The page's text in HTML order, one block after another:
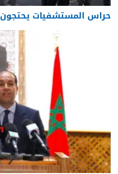
حراس المستشفيات يحتجون